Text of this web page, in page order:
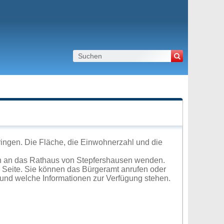
Die Fläche, die Einwohnerzahl und die
das Rathaus von Stepfershausen wenden.
Sie können das Bürgeramt anrufen oder
welche Informationen zur Verfügung stehen.